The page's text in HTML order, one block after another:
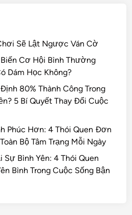
Sẽ Lật Ngược Ván Cờ
Cơ Hội Bình Thường
Dám Học Không?
80% Thành Công Trong
5 Bí Quyết Thay Đổi Cuộc
Phúc Hơn: 4 Thói Quen Đơn
Bộ Tâm Trạng Mỗi Ngày
Bình Yên: 4 Thói Quen
Bình Trong Cuộc Sống Bận